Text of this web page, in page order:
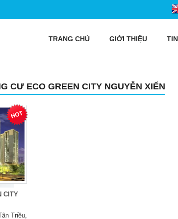
TRANG CHỦ GIỚI THIỆU
CƯ ECO GREEN CITY NGUYỄN XIỂN
CITY
Triều,